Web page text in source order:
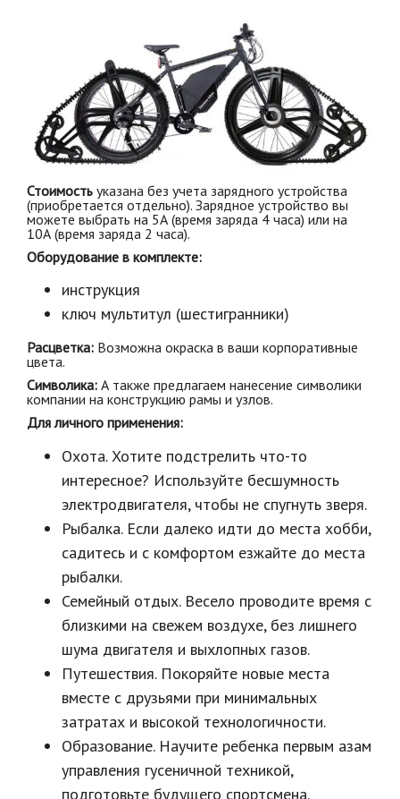
Стоимость указана без учета зарядного устройства
(приобретается отдельно). Зарядное устройство вы
можете выбрать на 5А (время заряда 4 часа) или на
10А (время заряда 2 часа).
Оборудование в комплекте:
инструкция
ключ мультитул (шестигранники)
Расцветка: Возможна окраска в ваши корпоративные
цвета.
Символика: А также предлагаем нанесение символики
компании на конструкцию рамы и узлов.
Для личного применения:
Охота. Хотите подстрелить что-то
интересное? Используйте бесшумность
электродвигателя, чтобы не спугнуть зверя.
Рыбалка. Если далеко идти до места хобби,
садитесь и с комфортом езжайте до места
рыбалки.
Семейный отдых. Весело проводите время с
близкими на свежем воздухе, без лишнего
шума двигателя и выхлопных газов.
Путешествия. Покоряйте новые места
вместе с друзьями при минимальных
затратах и высокой технологичности.
Образование. Научите ребенка первым азам
управления гусеничной техникой,
подготовьте будущего спортсмена.